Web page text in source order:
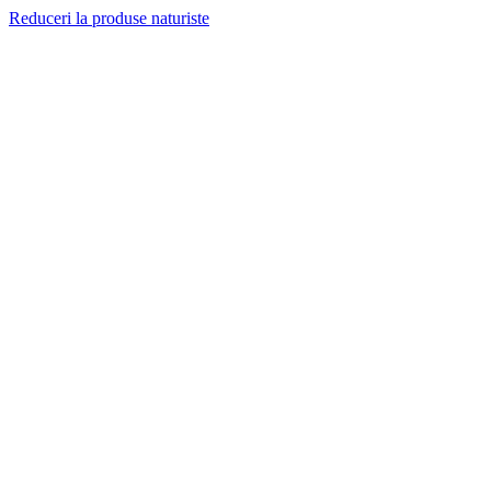
Reduceri la produse naturiste